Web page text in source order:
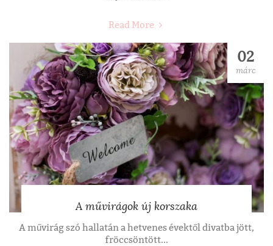
Read More
02
márc
A művirágok új korszaka
A művirág szó hallatán a hetvenes évektől divatba jött,
fröccsöntött...